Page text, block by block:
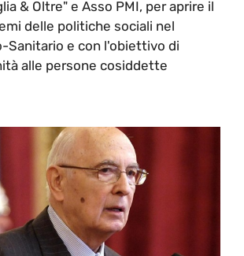
& Oltre" e Asso PMI, per aprire il
delle politiche sociali nel
Sanitario e con l'obiettivo di
alle persone cosiddette